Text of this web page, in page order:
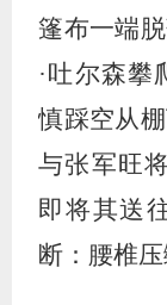
篷布一端
·吐尔森攀
慎踩空从
与张军旺
即将其送
断：腰椎压